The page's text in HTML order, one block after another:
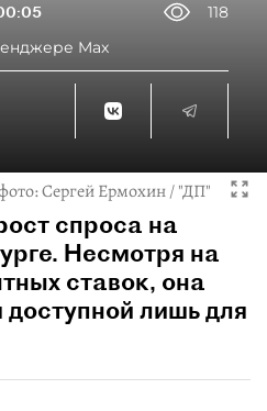
118
Max
Сергей Ермохин / "ДП"
спроса на
Несмотря на
ставок, она
лишь для